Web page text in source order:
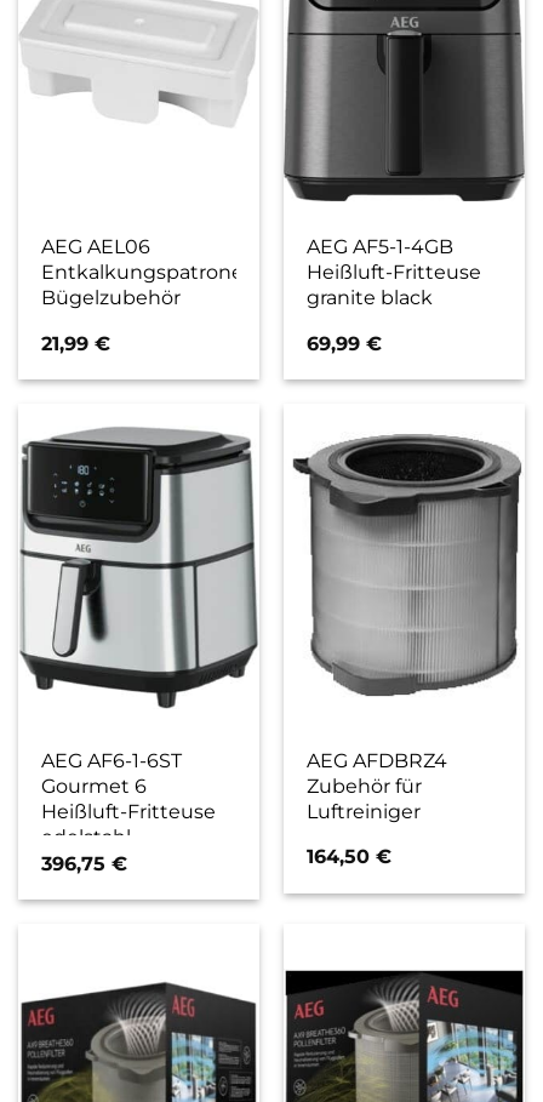
AEG AEL06
Entkalkungspatrone
Bügelzubehör
21,99€
AEG AF5-1-4GB
Heißluft-Fritteuse
granite black
69,99€
AEG AF6-1-6ST
Gourmet 6
Heißluft-Fritteuse
edelstahl
396,75€
AEG AFDBRZ4
Zubehör für
Luftreiniger
164,50€